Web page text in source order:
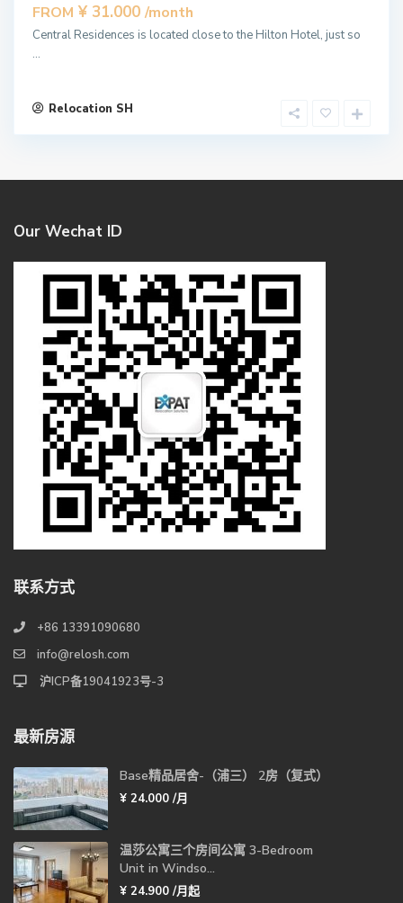
FROM ¥ 31.000 /month
Central Residences is located close to the Hilton Hotel, just so
...
Relocation SH
Our Wechat ID
联系方式
+86 13391090680
info@relosh.com
沪ICP备19041923号-3
最新房源
Base精品居舍-（浦三） 2房（复式）
¥ 24.000 /月
温莎公寓三个房间公寓 3-Bedroom
Unit in Windso...
¥ 24.900 /月起